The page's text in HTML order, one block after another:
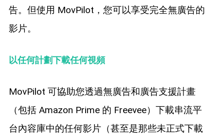
告。但使用 MovPilot，您可以享受完全無廣告的
影片。
以任何計劃下載任何視頻
MovPilot 可協助您透過無廣告和廣告支援計畫
（包括 Amazon Prime 的 Freevee）下載串流平
台內容庫中的任何影片（甚至是那些未正式下載